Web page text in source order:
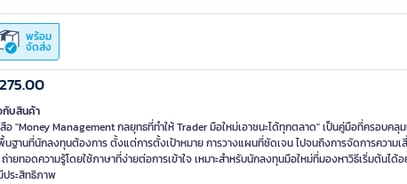
พร้อม
จัดส่ง
กับสินค้า
อ "Money Management กลยุทธที่ทำให้ Trader มือใหม่เอาชนะได้ทุกตลาด" เป็นคู่มือที่ครอบคลุ
นฐานที่นักลงทุนต้องการ ตั้งแต่การตั้งเป้าหมาย การวางแผนที่ชัดเจน ไปจนถึงการจัดการความเ
ายทอดความรู้โดยใช้ภาษาที่ง่ายต่อการเข้าใจ เหมาะสำหรับนักลงทุนมือใหม่ที่มองหาวิธีเริ่มต้นได้
ประสิทธิภาพ